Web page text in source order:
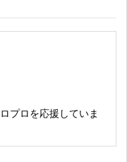
プロを応援していま